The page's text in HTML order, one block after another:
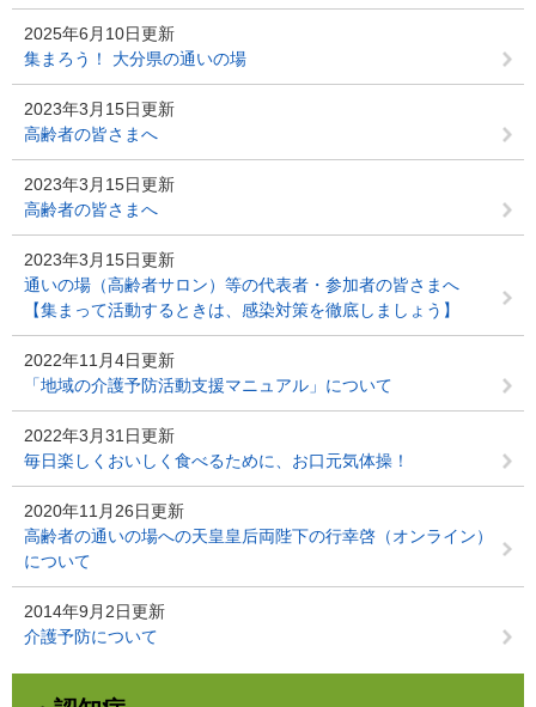
2025年6月10日更新
集まろう！ 大分県の通いの場
2023年3月15日更新
高齢者の皆さまへ
2023年3月15日更新
高齢者の皆さまへ
2023年3月15日更新
通いの場（高齢者サロン）等の代表者・参加者の皆さまへ
【集まって活動するときは、感染対策を徹底しましょう】
2022年11月4日更新
「地域の介護予防活動支援マニュアル」について
2022年3月31日更新
毎日楽しくおいしく食べるために、お口元気体操！
2020年11月26日更新
高齢者の通いの場への天皇皇后両陛下の行幸啓（オンライン）
について
2014年9月2日更新
介護予防について